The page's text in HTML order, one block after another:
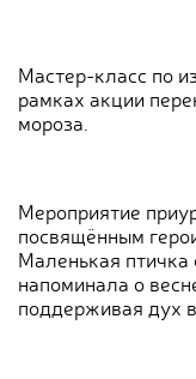
Мастер-класс по
рамках акции
мороза.
Мероприятие
посвящённым
Маленькая
напоминала о
поддерживая дух